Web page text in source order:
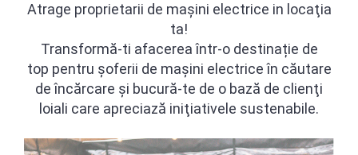
Atrage proprietarii de maşini electrice in locaţia
ta!
Transformă-ti afacerea într-o destinație de
top pentru șoferii de mașini electrice în căutare
de încărcare și bucură-te de o bază de clienţi
loiali care apreciază iniţiativele sustenabile.